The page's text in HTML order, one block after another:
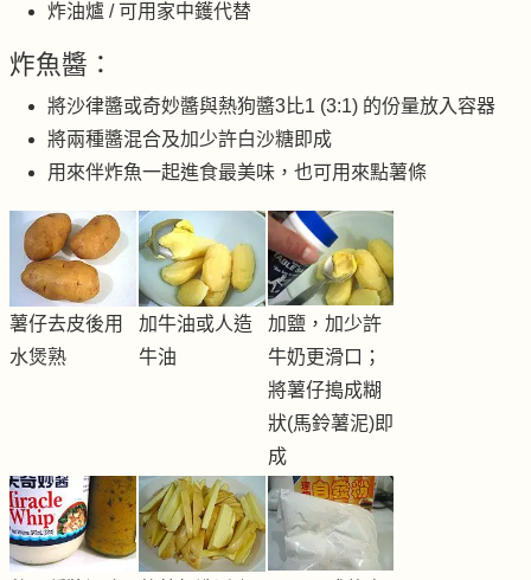
炸油爐 / 可用家中鑊代替
炸魚醬：
將沙律醬或奇妙醬與熱狗醬3比1 (3:1) 的份量放入容器
將兩種醬混合及加少許白沙糖即成
用來伴炸魚一起進食最美味，也可用來點薯條
薯仔去皮後用
水煲熟
加牛油或人造
牛油
加鹽，加少許
牛奶更滑口；
將薯仔搗成糊
狀(馬鈴薯泥)即
成